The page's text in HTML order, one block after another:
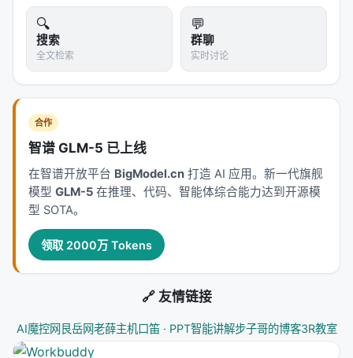
消融
：验证各模块（检索步数、重排深度、训练数
据规模）对最终质量的贡献。
具体数值结果需以原文表格为准；本报告基于摘要与
公开元数据归纳实验设计逻辑，建议在引用定量结论
主要结论与洞察
对 Search / Rec / Personalization 领域的启示： 1.
架构 ：级联检索+重排+生成仍为主流，但 agentic 范
式正将“检索次数与策略”本身作为可学习对象； 2.
据：高质量指令数据与点击/会话日志同样关键，合成
数据需防知识泄漏与分布偏移； 3.
在线满意度差距拉大，LLM-as-judge 需与人工评估交
：延迟、成本、可解释性与安全策略
研究空白与未来方向
🔍
搜索
全文检索
💬
群聊
实时讨论
合作
智谱 GLM-5 已上线
在智谱开放平台 BigModel.cn 打造 AI 应用。新一代旗舰
模型 GLM-5 在推理、代码、智能体综合能力达到开源模
型 SOTA。
领取 2000万 Tokens
🔗 友情链接
AI魔控网 艮岳网老薛主机口笛 · PPT智能讲解步子哥的博客3R教室